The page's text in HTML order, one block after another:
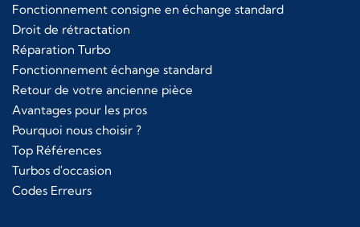
Fonctionnement consigne en échange standard
Droit de rétractation
Réparation Turbo
Fonctionnement échange standard
Retour de votre ancienne pièce
Avantages pour les pros
Pourquoi nous choisir ?
Top Références
Turbos d'occasion
Codes Erreurs